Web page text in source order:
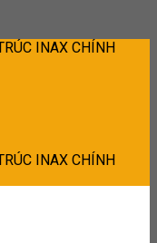
INAX CHÍNH
INAX CHÍNH